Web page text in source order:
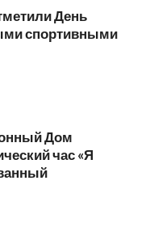
День
спортивными
Дом
час «Я